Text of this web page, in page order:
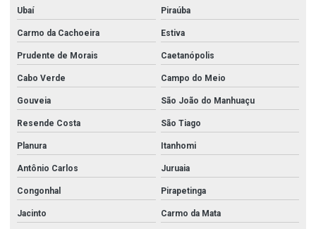
Ubaí Piraúba
Carmo da Cachoeira Estiva
Prudente de Morais Caetanópolis
Cabo Verde Campo do Meio
Gouveia São João do Manhuaçu
Resende Costa São Tiago
Planura Itanhomi
Antônio Carlos Juruaia
Congonhal Pirapetinga
Jacinto Carmo da Mata